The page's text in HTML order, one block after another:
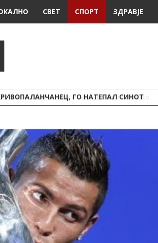
СВЕТ СПОРТ ЗДРАВЈЕ
ГО НАТЕПАЛ СИНОТ